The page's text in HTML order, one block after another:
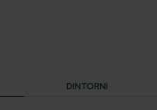
DINTORNI